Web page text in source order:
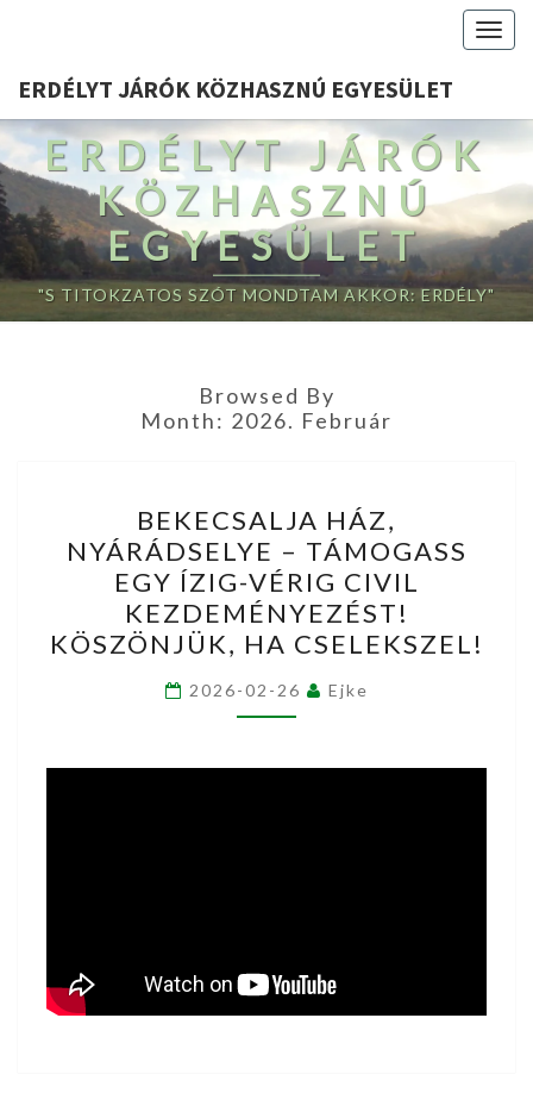
ERDÉLYT JÁRÓK KÖZHASZNÚ EGYESÜLET
ERDÉLYT JÁRÓK
KÖZHASZNÚ
EGYESÜLET
"S TITOKZATOS SZÓT MONDTAM AKKOR: ERDÉLY"
Browsed By
Month: 2026. Február
HÁZ,
NYÁRÁDSELYE
–
TÁMOGASS
EGY
ÍZIG-
VÉRIG
BEKECSALJA HÁZ,
NYÁRÁDSELYE – TÁMOGASS
EGY ÍZIG-VÉRIG CIVIL
KEZDEMÉNYEZÉST!
KÖSZÖNJÜK, HA CSELEKSZEL!
2026-02-26 Ejke